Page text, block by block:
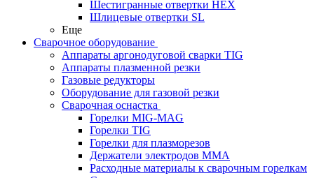
Шестигранные отвертки HEX
Шлицевые отвертки SL
Еще
Сварочное оборудование
Аппараты аргонодуговой сварки TIG
Аппараты плазменной резки
Газовые редукторы
Оборудование для газовой резки
Сварочная оснастка
Горелки MIG-MAG
Горелки TIG
Горелки для плазморезов
Держатели электродов ММА
Расходные материалы к сварочным горелкам